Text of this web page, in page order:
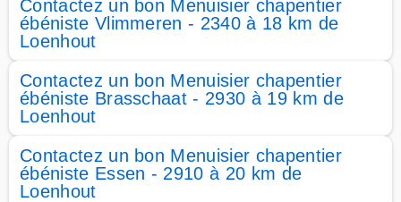
Contactez un bon Menuisier chapentier
ébéniste Vlimmeren - 2340 à 18 km de
Loenhout
Contactez un bon Menuisier chapentier
ébéniste Brasschaat - 2930 à 19 km de
Loenhout
Contactez un bon Menuisier chapentier
ébéniste Essen - 2910 à 20 km de
Loenhout